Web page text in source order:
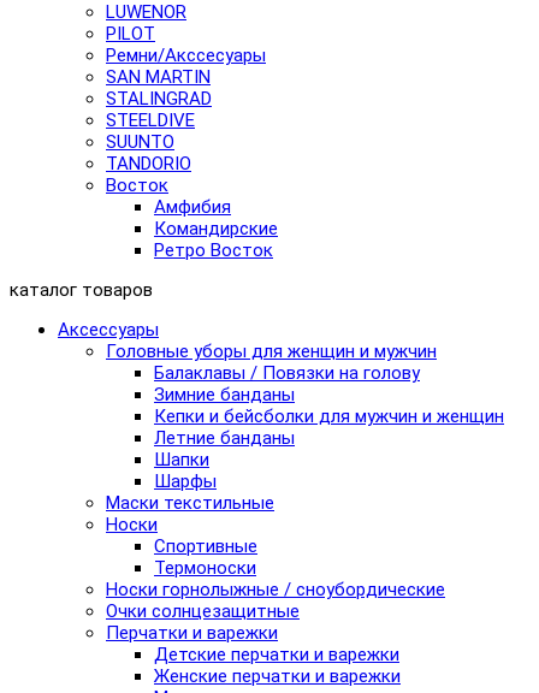
LUWENOR
PILOT
Pемни/Акссесуары
SAN MARTIN
STALINGRAD
STEELDIVE
SUUNTO
TANDORIO
Восток
Амфибия
Командирские
Ретро Восток
каталог товаров
Аксессуары
Головные уборы для женщин и мужчин
Балаклавы / Повязки на голову
Зимние банданы
Кепки и бейсболки для мужчин и женщин
Летние банданы
Шапки
Шарфы
Маски текстильные
Носки
Спортивные
Термоноски
Носки горнолыжные / сноубордические
Очки солнцезащитные
Перчатки и варежки
Детские перчатки и варежки
Женские перчатки и варежки